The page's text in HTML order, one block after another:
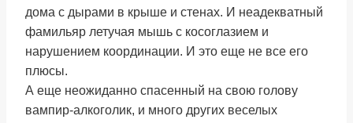
дома с дырами в крыше и стенах. И неадекватный
фамильяр летучая мышь с косоглазием и
нарушением координации. И это еще не все его
плюсы.
А еще неожиданно спасенный на свою голову
вампир-алкоголик, и много других веселых